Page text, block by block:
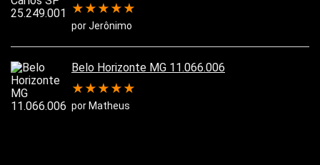
★ ★ ★ ★ ★
por Jerônimo
Belo Horizonte MG 11.066.006
★ ★ ★ ★ ★
por Matheus